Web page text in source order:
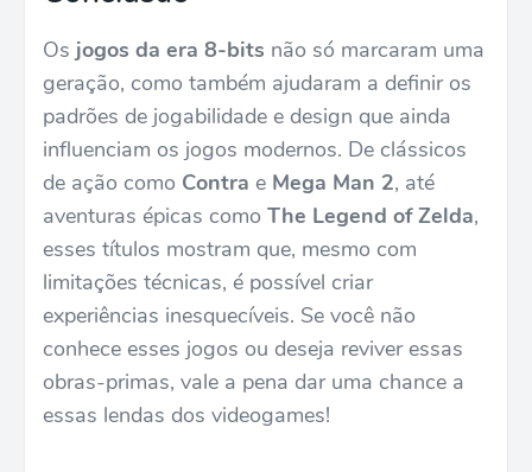
Os jogos da era 8-bits não só marcaram uma
geração, como também ajudaram a definir os
padrões de jogabilidade e design que ainda
influenciam os jogos modernos. De clássicos
de ação como Contra e Mega Man 2, até
aventuras épicas como The Legend of Zelda,
esses títulos mostram que, mesmo com
limitações técnicas, é possível criar
experiências inesquecíveis. Se você não
conhece esses jogos ou deseja reviver essas
obras-primas, vale a pena dar uma chance a
essas lendas dos videogames!